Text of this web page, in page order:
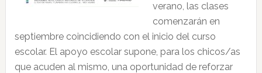
verano, las clases
comenzarán en
septiembre coincidiendo con el inicio del curso
escolar. El apoyo escolar supone, para los chicos/as
que acuden al mismo, una oportunidad de reforzar